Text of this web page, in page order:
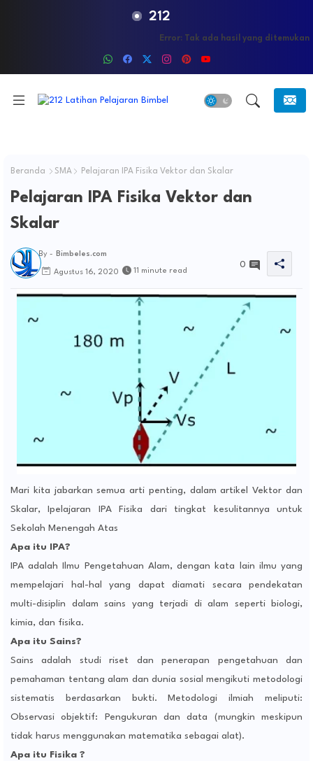
212
Error: Tak ada hasil yang ditemukan
Beranda SMA Pelajaran IPA Fisika Vektor dan Skalar
Pelajaran IPA Fisika Vektor dan
Skalar
By - Bimbeles.com
Agustus 16, 2020 11 minute read
0
Mari kita jabarkan semua arti penting, dalam artikel Vektor dan
Skalar, Ipelajaran IPA Fisika dari tingkat kesulitannya untuk
Sekolah Menengah Atas
Apa itu IPA?
IPA adalah Ilmu Pengetahuan Alam, dengan kata lain ilmu yang
mempelajari hal-hal yang dapat diamati secara pendekatan
multi-disiplin dalam sains yang terjadi di alam seperti biologi,
kimia, dan fisika.
Apa itu Sains?
Sains adalah studi riset dan penerapan pengetahuan dan
pemahaman tentang alam dan dunia sosial mengikuti metodologi
sistematis berdasarkan bukti. Metodologi ilmiah meliputi:
Observasi objektif: Pengukuran dan data (mungkin meskipun
tidak harus menggunakan matematika sebagai alat).
Apa itu Fisika ?